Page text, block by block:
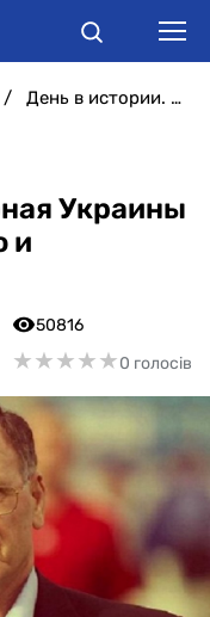
День в истории. Сборная Украины опережала Германию и Португалию…
Украины
и
50816
★★★★★
★★★★★0 голосів